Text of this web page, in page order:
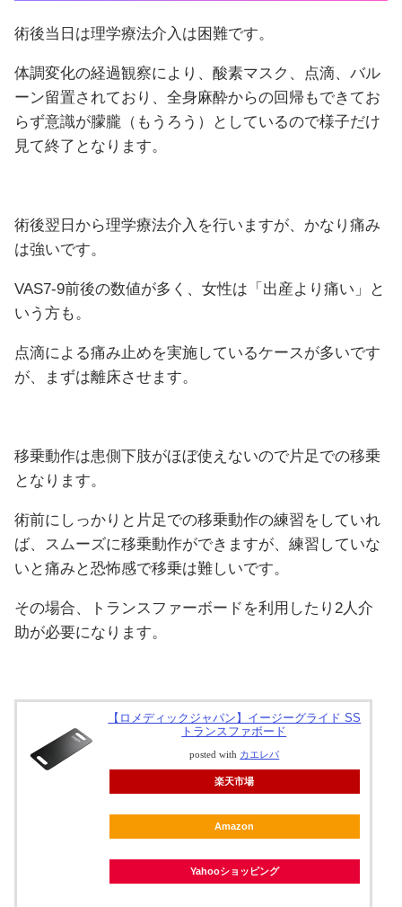
術後当日は理学療法介入は困難です。
体調変化の経過観察により、酸素マスク、点滴、バル
ーン留置されており、全身麻酔からの回帰もできてお
らず意識が朦朧（もうろう）としているので様子だけ
見て終了となります。
術後翌日から理学療法介入を行いますが、かなり痛み
は強いです。
VAS7-9前後の数値が多く、女性は「出産より痛い」と
いう方も。
点滴による痛み止めを実施しているケースが多いです
が、まずは離床させます。
移乗動作は患側下肢がほぼ使えないので片足での移乗
となります。
術前にしっかりと片足での移乗動作の練習をしていれ
ば、スムーズに移乗動作ができますが、練習していな
いと痛みと恐怖感で移乗は難しいです。
その場合、トランスファーボードを利用したり2人介
助が必要になります。
【ロメディックジャパン】イージーグライド SS
トランスファボード
posted with カエレバ
楽天市場
Amazon
Yahooショッピング